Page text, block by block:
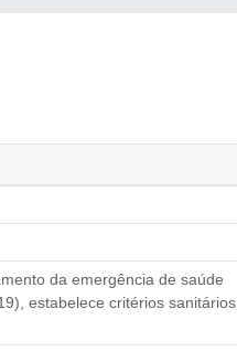
da emergência de saúde
estabelece critérios sanitários